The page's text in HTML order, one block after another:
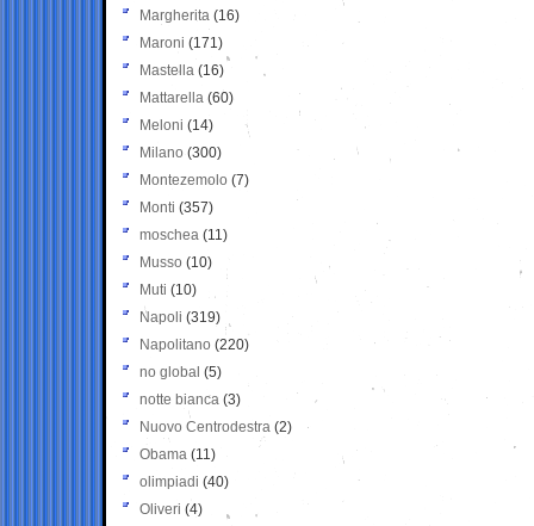
Margherita (16)
Maroni (171)
Mastella (16)
Mattarella (60)
Meloni (14)
Milano (300)
Montezemolo (7)
Monti (357)
moschea (11)
Musso (10)
Muti (10)
Napoli (319)
Napolitano (220)
no global (5)
notte bianca (3)
Nuovo Centrodestra (2)
Obama (11)
olimpiadi (40)
Oliveri (4)